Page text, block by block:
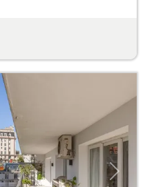
Next